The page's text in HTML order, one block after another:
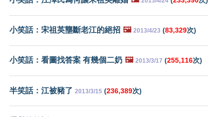
小笑話：宋祖英壟斷老江的絕招 🖼️ 2013/4/23 (83,329次)
小笑話：看圖找答案 有幾個二奶 🖼️ 2013/3/17 (255,116次)
半笑話：江被豬了 2013/3/15 (236,389次)